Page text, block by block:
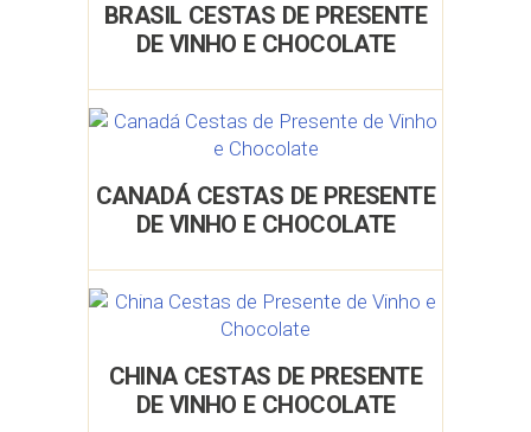
BRASIL CESTAS DE PRESENTE
DE VINHO E CHOCOLATE
CANADÁ CESTAS DE PRESENTE
DE VINHO E CHOCOLATE
CHINA CESTAS DE PRESENTE
DE VINHO E CHOCOLATE